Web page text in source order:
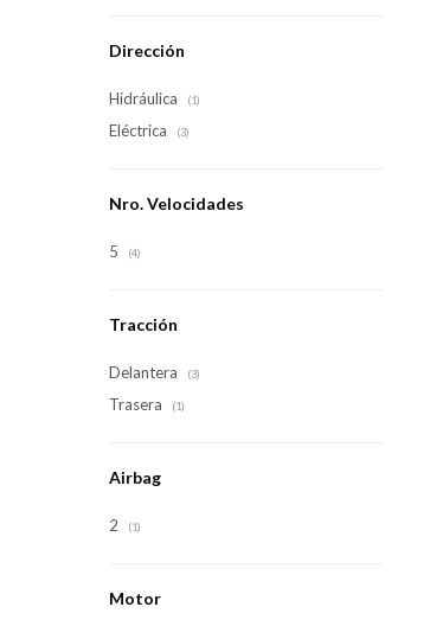
Dirección
Hidráulica (1)
Eléctrica (3)
Nro. Velocidades
5 (4)
Tracción
Delantera (3)
Trasera (1)
Airbag
2 (1)
Motor